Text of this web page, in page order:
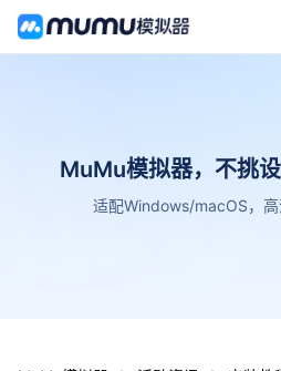
MuMu模拟器，不挑设
适配Windows/macOS，